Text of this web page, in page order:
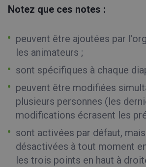
Notez que ces notes :
peuvent être ajoutées par
les animateurs ;
sont spécifiques à chaque
peuvent être modifiées
plusieurs personnes (les
modifications écrasent les
sont activées par défaut,
désactivées à tout moment
les trois points en haut à